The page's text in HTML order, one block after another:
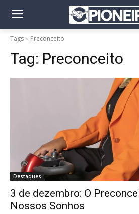
Tags Preconceito
Tag: Preconceito
Destaques
3 de dezembro: O
Nossos Sonhos